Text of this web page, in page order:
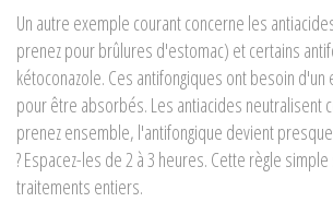
Un autre exemple courant concerne les
prenez pour brûlures d'estomac) et certains
kétoconazole. Ces antifongiques ont besoin
pour être absorbés. Les antiacides neutralisent
prenez ensemble, l'antifongique devient
? Espacez-les de 2 à 3 heures. Cette règle
traitements entiers.